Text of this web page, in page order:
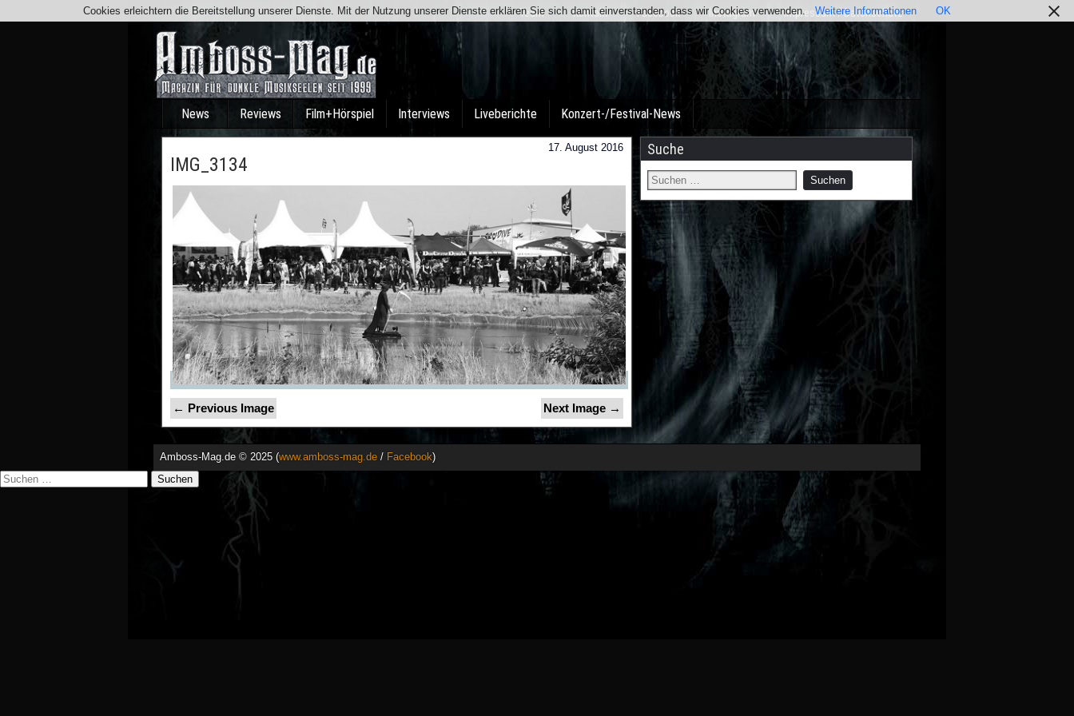
Team Kontakt Facebook Instagram Impressum / Datenschutz
News Reviews Film+Hörspiel Interviews Liveberichte Konzert-/Festival-News
17. August 2016
IMG_3134
← Previous Image Next Image →
Suche
Amboss-Mag.de © 2025 (www.amboss-mag.de / Facebook)
Cookies erleichtern die Bereitstellung unserer Dienste. Mit der Nutzung unserer Dienste erklären Sie sich damit einverstanden, dass wir Cookies verwenden. Weitere Informationen OK